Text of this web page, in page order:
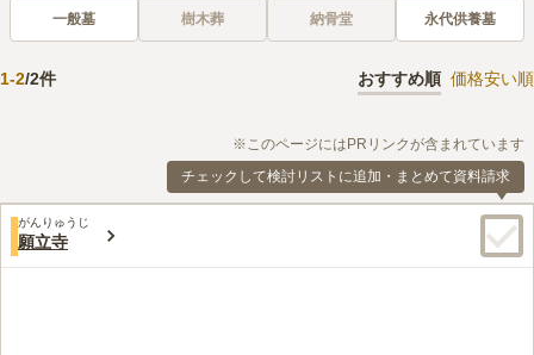
一般墓 樹木葬 納骨堂 永代供養墓
1-2/2件 おすすめ順 価格安い順
※このページにはPRリンクが含まれています
チェックして検討リストに追加・まとめて資料請求
がんりゅうじ
願立寺